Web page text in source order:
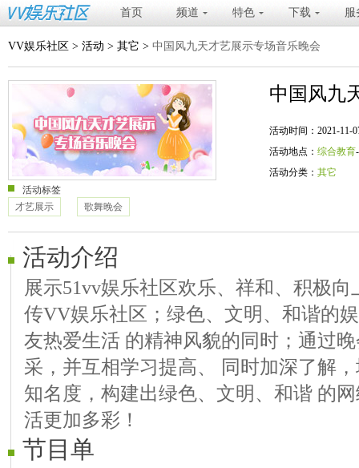
首页 频道 特色 下载 服
VV娱乐社区 > 活动 > 其它 > 中国风九天才艺展示专场音乐晚会
中国风九
活动时间：2021-11-
活动地点： 综合教育
活动分类： 其它
活动标签
才艺展示
歌舞晚会
活动介绍
展示51vv娱乐社区欢乐、祥和、积极
传VV娱乐社区；绿色、文明、和谐的
友热爱生活 的精神风貌的同时；通过
采，并互相学习提高、 同时加深了解
知名度，构建出绿色、文明、和谐 的
活更加多彩！
节目单